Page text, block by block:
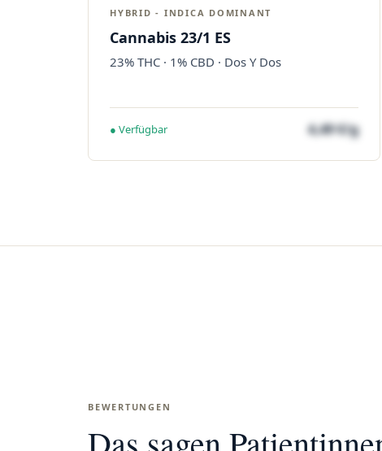
HYBRID - INDICA DOMINANT
Cannabis 23/1 ES
23% THC · 1% CBD · Dos Y Dos
● Verfügbar 4,49 €/g
BEWERTUNGEN